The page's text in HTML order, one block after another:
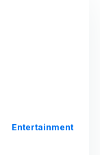
Entertainment